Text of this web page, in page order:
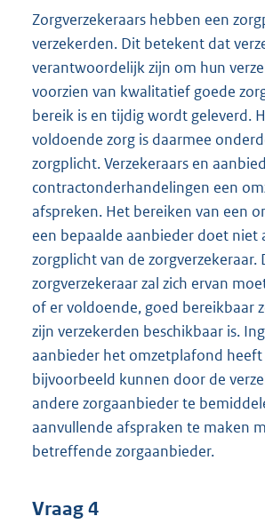
Zorgverzekeraars hebben een
verzekerden. Dit betekent dat
verantwoordelijk zijn om hun
voorzien van kwalitatief goede
bereik is en tijdig wordt geleverd.
voldoende zorg is daarmee
zorgplicht. Verzekeraars en
contractonderhandelingen een
afspreken. Het bereiken van een
een bepaalde aanbieder doet niet
zorgplicht van de zorgverzekeraar.
zorgverzekeraar zal zich ervan
of er voldoende, goed bereikbaar
zijn verzekerden beschikbaar is.
aanbieder het omzetplafond
bijvoorbeeld kunnen door de
andere zorgaanbieder te
aanvullende afspraken te maken
betreffende zorgaanbieder.
Vraag 4